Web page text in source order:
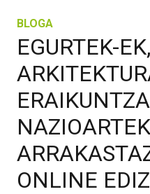
BLOGA
EGURTEK-
ONLINE